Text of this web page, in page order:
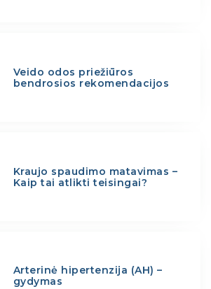
Veido odos priežiūros
bendrosios rekomendacijos
Kraujo spaudimo matavimas –
Kaip tai atlikti teisingai?
Arterinė hipertenzija (AH) –
gydymas